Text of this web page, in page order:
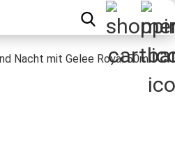
Nacht mit Gelee Royal 50ml